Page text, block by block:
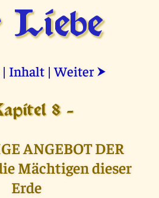
Liebe
| Inhalt |Weiter ⮞
8 -
ANGEBOT DER
Mächtigen dieser
Erde